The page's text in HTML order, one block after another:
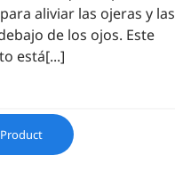
aliviar las ojeras y las
de los ojos. Este
está[...]